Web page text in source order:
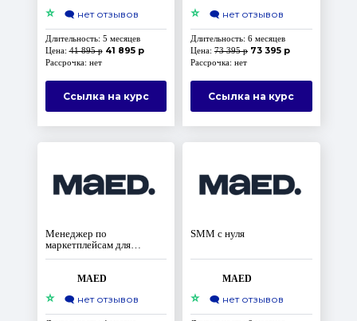
⭐ 🗨️ нет отзывов
Длительность: 5 месяцев
Цена:41 895 р 41 895 р
Рассрочка: нет
Ссылка на курс
⭐ 🗨️ нет отзывов
Длительность: 6 месяцев
Цена: 73 395 р 73 395 р
Рассрочка: нет
Ссылка на курс
Менеджер по
маркетплейсам для
новичков
MAED
⭐ 🗨️ нет отзывов
SMM с нуля
MAED
⭐ 🗨️ нет отзывов